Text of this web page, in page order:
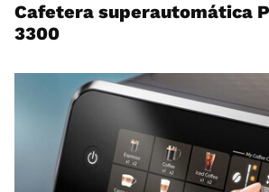
Cafetera superautomática
3300